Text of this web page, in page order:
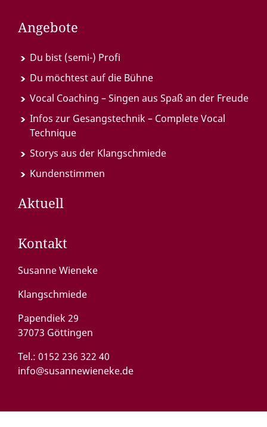
Angebote
Du bist (semi-) Profi
Du möchtest auf die Bühne
Vocal Coaching – Singen aus Spaß an der Freude
Infos zur Gesangstechnik – Complete Vocal
Technique
Storys aus der Klangschmiede
Kundenstimmen
Aktuell
Kontakt
Susanne Wieneke
Klangschmiede
Papendiek 29
37073 Göttingen
Tel.: 0152 236 322 40
info@susannewieneke.de